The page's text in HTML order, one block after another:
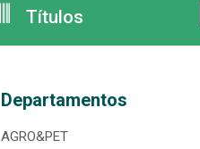
Títulos
Departamentos
AGRO&PET